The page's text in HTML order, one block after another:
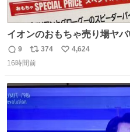
イオンのおもちゃ売り場ヤバ
返
信
9
リ
ポ
ト
374
い
4,624
16時間前